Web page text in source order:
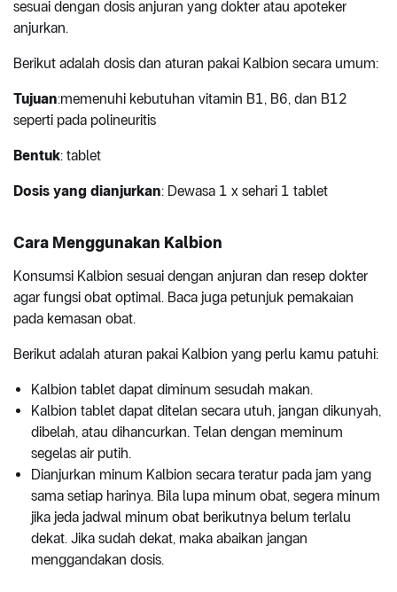
sesuai dengan dosis anjuran yang dokter atau apoteker
anjurkan.
Berikut adalah dosis dan aturan pakai Kalbion secara umum:
Tujuan:memenuhi kebutuhan vitamin B1, B6, dan B12
seperti pada polineuritis
Bentuk: tablet
Dosis yang dianjurkan: Dewasa 1 x sehari 1 tablet
Cara Menggunakan Kalbion
Konsumsi Kalbion sesuai dengan anjuran dan resep dokter
agar fungsi obat optimal. Baca juga petunjuk pemakaian
pada kemasan obat.
Berikut adalah aturan pakai Kalbion yang perlu kamu patuhi:
Kalbion tablet dapat diminum sesudah makan.
Kalbion tablet dapat ditelan secara utuh, jangan dikunyah,
dibelah, atau dihancurkan. Telan dengan meminum
segelas air putih.
Dianjurkan minum Kalbion secara teratur pada jam yang
sama setiap harinya. Bila lupa minum obat, segera minum
jika jeda jadwal minum obat berikutnya belum terlalu
dekat. Jika sudah dekat, maka abaikan jangan
menggandakan dosis.